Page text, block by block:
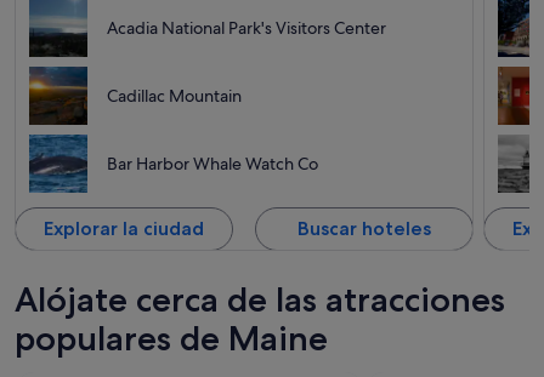
Acadia National Park's Visitors Center
Cadillac Mountain
Bar Harbor Whale Watch Co
Explorar la ciudad Buscar hoteles
Alójate cerca de las atracciones
populares de Maine